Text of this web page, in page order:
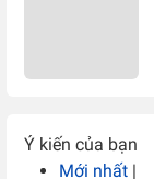
Ý kiến của bạn
Mới nhất |